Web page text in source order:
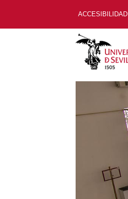
ACCESIBILIDAD